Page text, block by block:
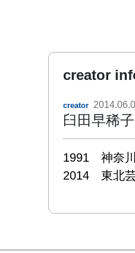
creator
creator
臼田早稀子
1991　神奈
2014　東北